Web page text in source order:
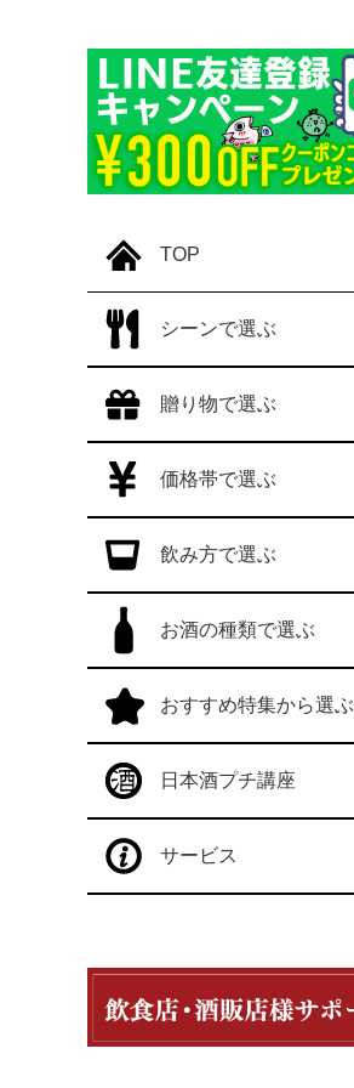
TOP
シーンで選ぶ
贈り物で選ぶ
価格帯で選ぶ
飲み方で選ぶ
お酒の種類で選ぶ
おすすめ特集から選ぶ
日本酒プチ講座
サービス